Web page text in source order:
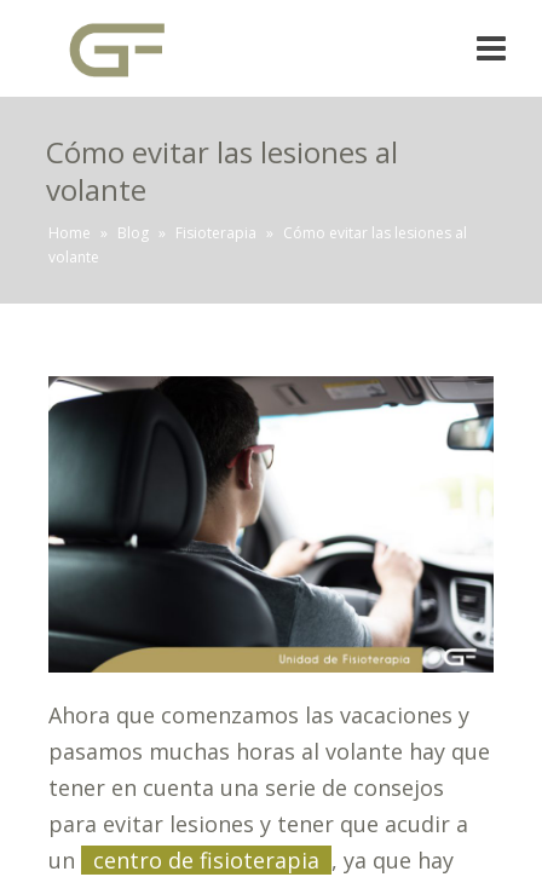
Cómo evitar las lesiones al
volante
Home » Blog » Fisioterapia » Cómo evitar las lesiones al
volante
Ahora que comenzamos las vacaciones y
pasamos muchas horas al volante hay que
tener en cuenta una serie de consejos
para evitar lesiones y tener que acudir a
un
centro de fisioterapia , ya que hay